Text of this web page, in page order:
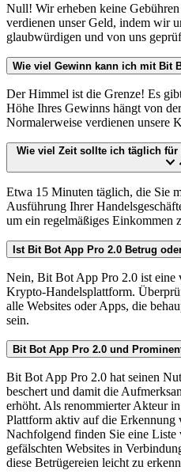
Null! Wir erheben keine
verdienen unser Geld, indem wir
glaubwürdigen und von uns
Wie viel Gewinn kann ich mit Bit
Der Himmel ist die Grenze! Es
Höhe Ihres Gewinns hängt von
Normalerweise verdienen unsere
Wie viel Zeit sollte ich täglich
Etwa 15 Minuten täglich, die Sie
Ausführung Ihrer
um ein regelmäßiges Einkommen
Ist Bit Bot App Pro 2.0 Betrug
Nein, Bit Bot App Pro 2.0 ist eine
Krypto-Handelsplattform.
alle Websites oder Apps, die
sein.
Bit Bot App Pro 2.0 und
Bit Bot App Pro 2.0 hat seinen
beschert und damit die
erhöht. Als renommierter Akteur
Plattform aktiv auf die Erkennung
Nachfolgend finden Sie eine
gefälschten Websites in
diese Betrügereien leicht zu